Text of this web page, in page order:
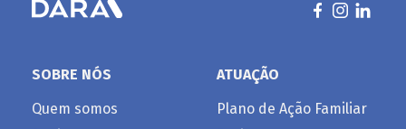
SOBRE NÓS
Quem somos
ATUAÇÃO
Plano de Ação Familiar